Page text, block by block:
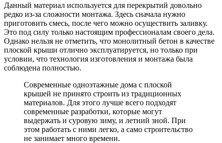
Данный материал используется для перекрытий довольно
редко из-за сложности монтажа. Здесь сначала нужно
приготовить смесь, после чего можно осуществить заливку.
Это под силу только настоящим профессионалам своего дела.
Однако нельзя не отметить, что монолитный бетон в качестве
плоской крыши отлично эксплуатируется, но только при
условии, что технология изготовления и монтажа была
соблюдена полностью.
Современные одноэтажные дома с плоской
крышей не принято строить из традиционных
материалов. Для этого лучше всего подходят
современные разработки, которые могут
выдержать и суровую зиму, и летний зной. При
этом работать с ними легко, а само строительство
не занимает много времени.